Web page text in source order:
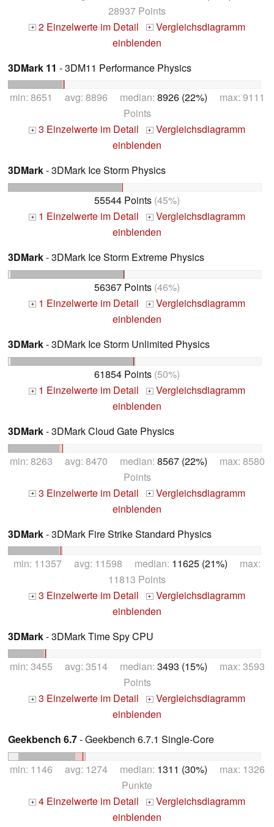
28937 Points
+ 2 Einzelwerte im Detail + Vergleichsdiagramm
einblenden
3DMark 11 - 3DM11 Performance Physics
min: 8651 avg: 8896 median: 8926 (22%) max: 9111
Points
+ 3 Einzelwerte im Detail + Vergleichsdiagramm
einblenden
3DMark- 3DMark Ice Storm Physics
55544 Points (45%)
+ 1 Einzelwerte im Detail + Vergleichsdiagramm
einblenden
3DMark- 3DMark Ice Storm Extreme Physics
56367 Points (46%)
+ 1 Einzelwerte im Detail + Vergleichsdiagramm
einblenden
3DMark- 3DMark Ice Storm Unlimited Physics
61854 Points (50%)
+ 1 Einzelwerte im Detail + Vergleichsdiagramm
einblenden
3DMark- 3DMark Cloud Gate Physics
min: 8263 avg: 8470 median: 8567 (22%) max: 8580
Points
+ 3 Einzelwerte im Detail + Vergleichsdiagramm
einblenden
3DMark- 3DMark Fire Strike Standard Physics
min: 11357 avg: 11598 median: 11625 (21%) max:
11813 Points
+ 3 Einzelwerte im Detail + Vergleichsdiagramm
einblenden
3DMark- 3DMark Time Spy CPU
min: 3455 avg: 3514 median: 3493 (15%) max: 3593
Points
+ 3 Einzelwerte im Detail + Vergleichsdiagramm
einblenden
Geekbench 6.7- Geekbench 6.7.1 Single-Core
min: 1146 avg: 1274 median: 1311 (30%) max: 1326
Punkte
+ 4 Einzelwerte im Detail + Vergleichsdiagramm
einblenden